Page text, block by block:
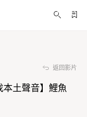
返回影片
本土聲音】鯉魚